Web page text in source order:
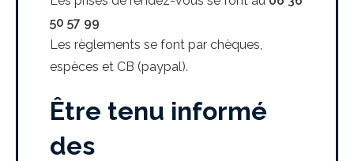
50 57 99
Les règlements se font par chèques,
espèces et CB (paypal).
Être tenu informé
des